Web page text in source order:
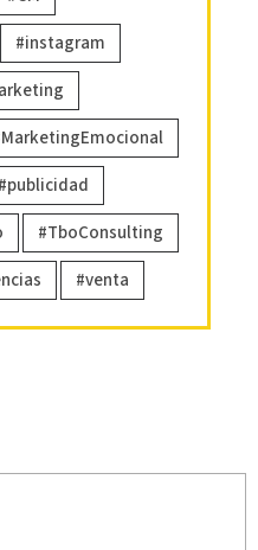
instagram
MarketingEmocional
publicidad
TboConsulting
venta